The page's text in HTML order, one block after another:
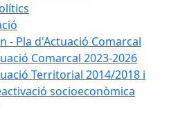
- Pla d'Actuació Comarcal
Comarcal 2023-2026
Territorial 2014/2018 i
socioeconòmica